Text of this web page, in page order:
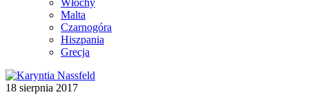
Włochy
Malta
Czarnogóra
Hiszpania
Grecja
18 sierpnia 2017